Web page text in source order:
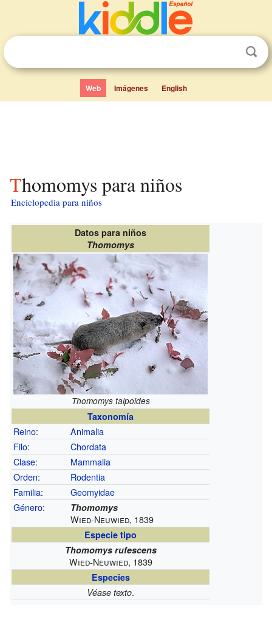
Web Imágenes English
Thomomys para niños
Enciclopedia para niños
Datos para niños
Thomomys
Thomomys talpoides
Taxonomía
Reino:
Animalia
Filo:
Chordata
Clase:
Mammalia
Orden:
Rodentia
Familia:
Geomyidae
Género: Thomomys
Wied-Neuwied, 1839
Especie tipo
Thomomys rufescens
Wied-Neuwied, 1839
Especies
Véase texto.